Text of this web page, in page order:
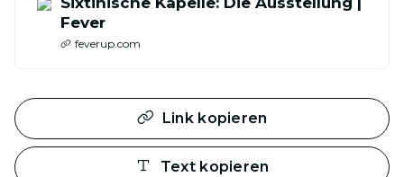
Fever
feverup.com
Link kopieren
Text kopieren